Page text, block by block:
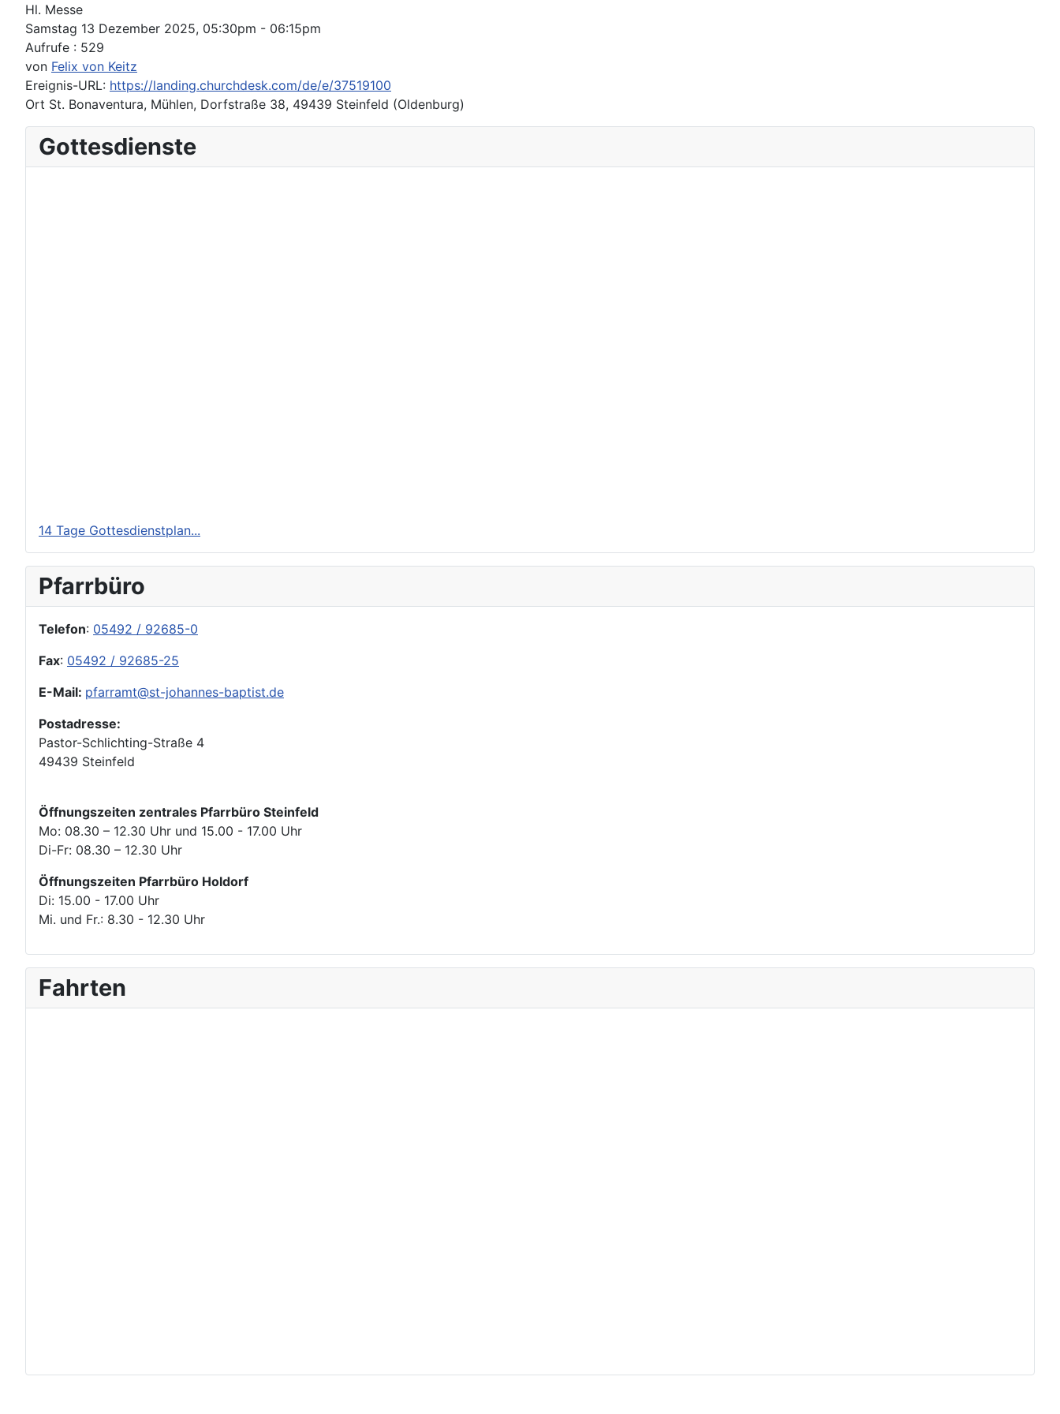
Hl. Messe
Samstag 13 Dezember 2025, 05:30pm - 06:15pm
Aufrufe : 529
von Felix von Keitz
Ereignis-URL: https://landing.churchdesk.com/de/e/37519100
Ort St. Bonaventura, Mühlen, Dorfstraße 38, 49439 Steinfeld (Oldenburg)
Gottesdienste
14 Tage Gottesdienstplan...
Pfarrbüro
Telefon: 05492 / 92685-0
Fax: 05492 / 92685-25
E-Mail: pfarramt@st-johannes-baptist.de
Postadresse:
Pastor-Schlichting-Straße 4
49439 Steinfeld
Öffnungszeiten zentrales Pfarrbüro Steinfeld
Mo: 08.30 – 12.30 Uhr und 15.00 - 17.00 Uhr
Di-Fr: 08.30 – 12.30 Uhr
Öffnungszeiten Pfarrbüro Holdorf
Di: 15.00 - 17.00 Uhr
Mi. und Fr.: 8.30 - 12.30 Uhr
Fahrten